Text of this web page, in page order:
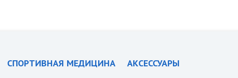
СПОРТИВНАЯ МЕДИЦИНА АКСЕССУАРЫ